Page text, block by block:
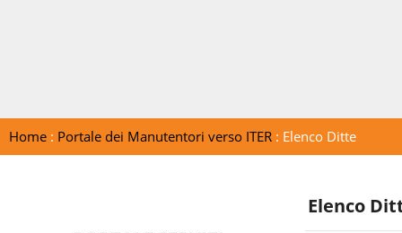
Home: Portale dei Manutentori verso ITER: Elenco Ditte
Elenco